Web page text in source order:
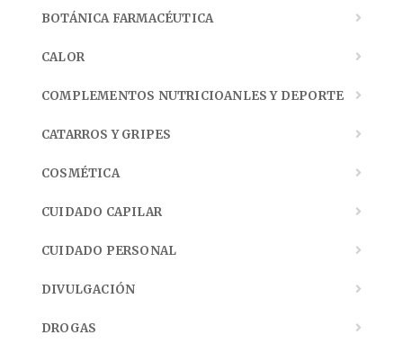
BOTÁNICA FARMACÉUTICA
CALOR
COMPLEMENTOS NUTRICIOANLES Y DEPORTE
CATARROS Y GRIPES
COSMÉTICA
CUIDADO CAPILAR
CUIDADO PERSONAL
DIVULGACIÓN
DROGAS